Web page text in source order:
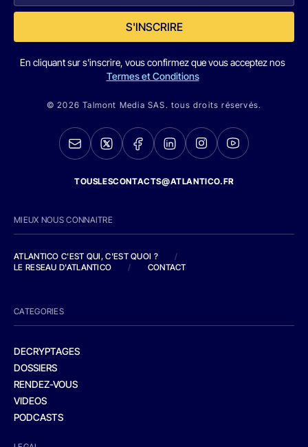
S'INSCRIRE
En cliquant sur s'inscrire, vous confirmez que vous acceptez nos
Termes et Conditions
© 2026 Talmont Media SAS. tous droits réservés.
TOUSLESCONTACTS@ATLANTICO.FR
MIEUX NOUS CONNAITRE
ATLANTICO C'EST QUI, C'EST QUOI ?
/
LE RESEAU D'ATLANTICO
/ CONTACT
CATEGORIES
DECRYPTAGES
DOSSIERS
RENDEZ-VOUS
VIDEOS
PODCASTS